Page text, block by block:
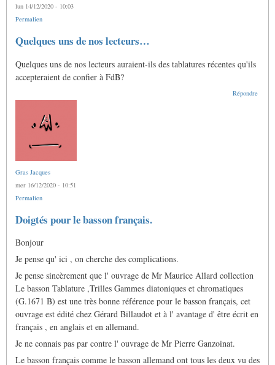
lun 14/12/2020 - 10:03
Permalien
Quelques uns de nos lecteurs…
Quelques uns de nos lecteurs auraient-ils des tablatures récentes qu'ils
accepteraient de confier à FdB?
Répondre
Gras Jacques
mer 16/12/2020 - 10:51
Permalien
Doigtés pour le basson français.
Bonjour
Je pense qu' ici , on cherche des complications.
Je pense sincèrement que l' ouvrage de Mr Maurice Allard collection
Le basson Tablature ,Trilles Gammes diatoniques et chromatiques
(G.1671 B) est une très bonne référence pour le basson français, cet
ouvrage est édité chez Gérard Billaudot et à l' avantage d' être écrit en
français , en anglais et en allemand.
Je ne connais pas par contre l' ouvrage de Mr Pierre Ganzoinat.
Le basson français comme le basson allemand ont tous les deux vu des